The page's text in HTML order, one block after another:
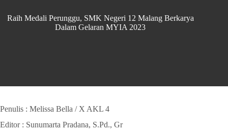
Raih Medali Perunggu, SMK Negeri 12 Malang Berkarya
Dalam Gelaran MYIA 2023
Penulis : Melissa Bella / X AKL 4
Editor : Sunumarta Pradana, S.Pd., Gr